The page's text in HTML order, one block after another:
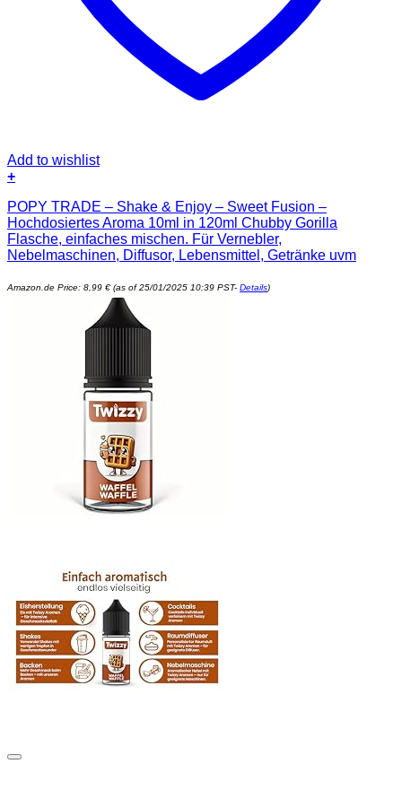
Add to wishlist
+
POPY TRADE – Shake & Enjoy – Sweet Fusion –
Hochdosiertes Aroma 10ml in 120ml Chubby Gorilla
Flasche, einfaches mischen. Für Vernebler,
Nebelmaschinen, Diffusor, Lebensmittel, Getränke uvm
Amazon.de Price: 8,99 € (as of 25/01/2025 10:39 PST- Details)